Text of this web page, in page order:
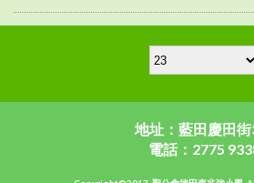
地址：藍田慶田
電話：2775